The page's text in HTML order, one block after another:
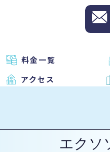
料金一覧
アクセス
エクソ